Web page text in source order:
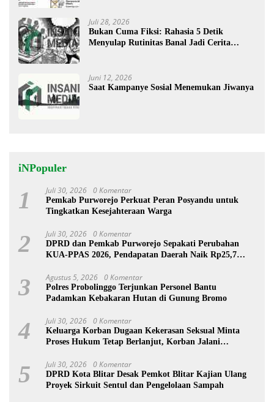
Juli 28, 2026
Bukan Cuma Fiksi: Rahasia 5 Detik
Menyulap Rutinitas Banal Jadi Cerita
Juni 12, 2026
Saat Kampanye Sosial Menemukan Jiwanya
iNPopuler
1 Juli 30, 2026 0 Komentar
Pemkab Purworejo Perkuat Peran Posyandu untuk
Tingkatkan Kesejahteraan Warga
2 Juli 30, 2026 0 Komentar
DPRD dan Pemkab Purworejo Sepakati Perubahan
KUA-PPAS 2026, Pendapatan Daerah Naik Rp25,7
3 Agustus 5, 2026 0 Komentar
Polres Probolinggo Terjunkan Personel Bantu
Padamkan Kebakaran Hutan di Gunung Bromo
4 Juli 30, 2026 0 Komentar
Keluarga Korban Dugaan Kekerasan Seksual Minta
Proses Hukum Tetap Berlanjut, Korban Jalani
5 Juli 30, 2026 0 Komentar
DPRD Kota Blitar Desak Pemkot Blitar Kajian Ulang
Proyek Sirkuit Sentul dan Pengelolaan Sampah